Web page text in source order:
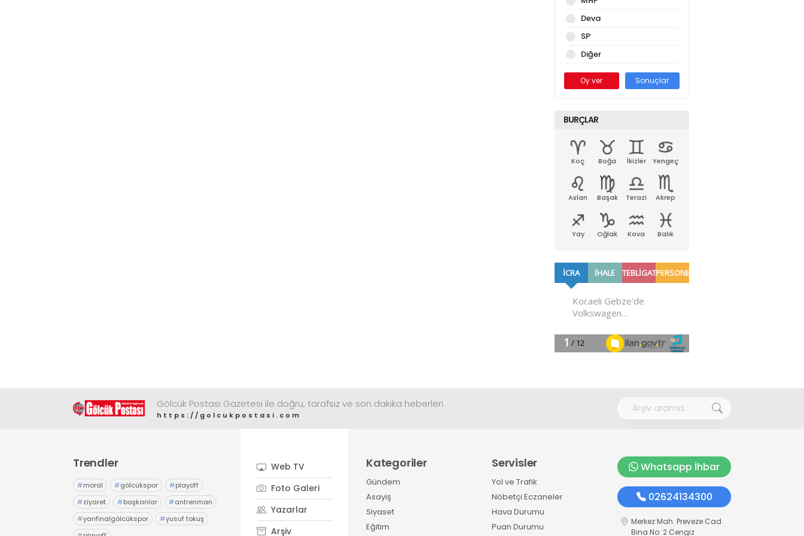
Deva
SP
Diğer
Oy ver Sonuçlar
BURÇLAR
Koç Boğa İkizler Yengeç
Aslan Başak Terazi Akrep
Yay Oğlak Kova Balık
Gölcük Postası Gazetesi ile doğru, tarafsız ve son dakika heberleri
https://golcukpostasi.com
Trendler
#moral #gölcükspor #playoff
#ziyaret #başkanlar #antrenman
#yarıfinalgölcükspor #yusuf tokuş
Web TV
Foto Galeri
Yazarlar
Arşiv
Kategoriler
Gündem
Asayiş
Siyaset
Eğitim
Servisler
Yol ve Trafik
Nöbetçi Eczaneler
Hava Durumu
Puan Durumu
Whatsapp İhbar
02624134300
Merkez Mah. Preveze Cad.
Bina No: 2 Cengiz